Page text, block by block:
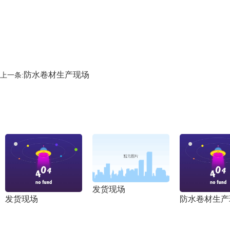
上一条: 防水卷材生产现场
发货现场
发货现场
防水卷材生